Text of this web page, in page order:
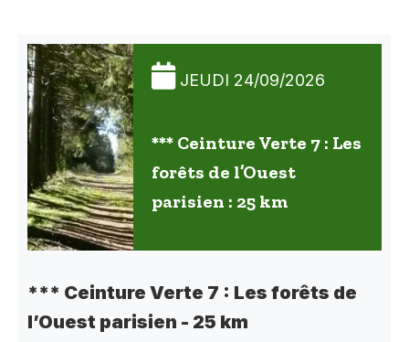
JEUDI 24/09/2026
*** Ceinture Verte 7 : Les
forêts de l’Ouest
parisien : 25 km
*** Ceinture Verte 7 : Les forêts de
l’Ouest parisien - 25 km